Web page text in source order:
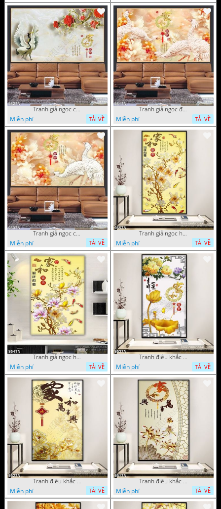
Tranh giả ngọc chim hạc và hoa
Miễn phí
TẢI VỀ
Tranh giả ngọc đội hạc và hoa cúc
Miễn phí
TẢI VỀ
Tranh giả ngọc chim hạc và hoa cúc
Miễn phí
TẢI VỀ
Tranh giả ngọc hoa trang trí thư pháp
Miễn phí
TẢI VỀ
Tranh giả ngọc hoa mẫu trang trí
Miễn phí
TẢI VỀ
Tranh điêu khắc hoa mẫu đơn trang trí
Miễn phí
TẢI VỀ
Tranh điêu khắc gỗ hoa mẫu đơn trang trí
Miễn phí
TẢI VỀ
Tranh điêu khắc hoa sen thư pháp
Miễn phí
TẢI VỀ